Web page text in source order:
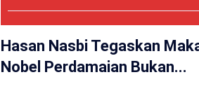
Hasan Nasbi Tegaskan
Nobel Perdamaian Bukan...